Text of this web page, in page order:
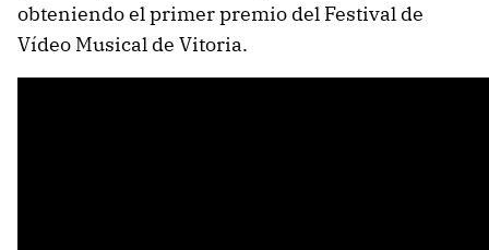
obteniendo el primer premio del Festival de
Vídeo Musical de Vitoria.